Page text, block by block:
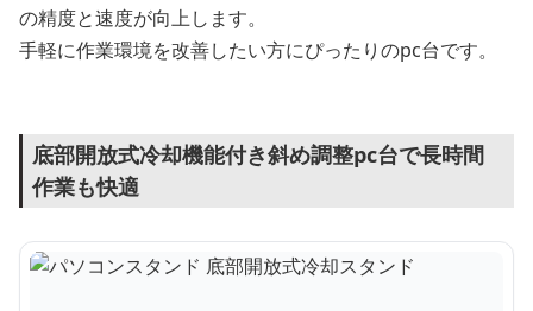
の精度と速度が向上します。
手軽に作業環境を改善したい方にぴったりのpc台です。
底部開放式冷却機能付き斜め調整pc台で長時間
作業も快適